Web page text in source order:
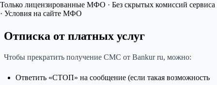
Только лицензированные МФО · Без скрытых комиссий сервиса
· Условия на сайте МФО
Отписка от платных услуг
Чтобы прекратить получение СМС от Bankur ru, можно:
Ответить «СТОП» на сообщение (если такая возможность